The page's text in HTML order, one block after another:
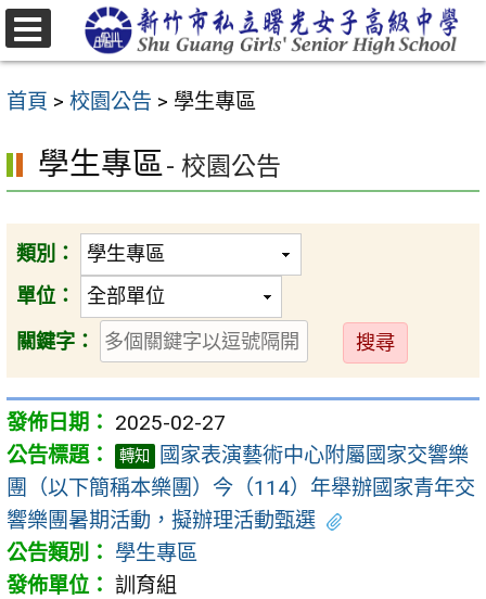
跳
至
要
容
首頁 > 校園公告 > 學生專區
學生專區- 校園公告
類別：
單位：
關鍵字：
送
出
2025-02-27
轉知
國家表演藝術中心附屬國家交響樂
團（以下簡稱本樂團）今（114）年舉辦國家青年交
響樂團暑期活動，擬辦理活動甄選
學生專區
訓育組
選
單